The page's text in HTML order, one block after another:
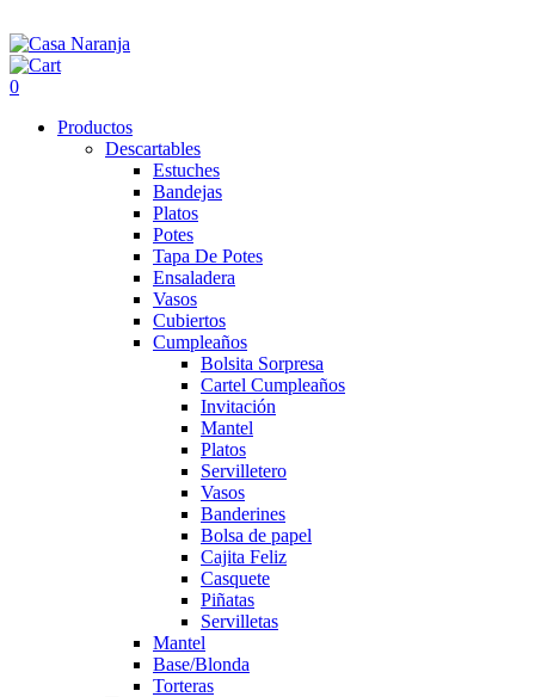
0
Productos
Descartables
Estuches
Bandejas
Platos
Potes
Tapa De Potes
Ensaladera
Vasos
Cubiertos
Cumpleaños
Bolsita Sorpresa
Cartel Cumpleaños
Invitación
Mantel
Platos
Servilletero
Vasos
Banderines
Bolsa de papel
Cajita Feliz
Casquete
Piñatas
Servilletas
Mantel
Base/Blonda
Torteras